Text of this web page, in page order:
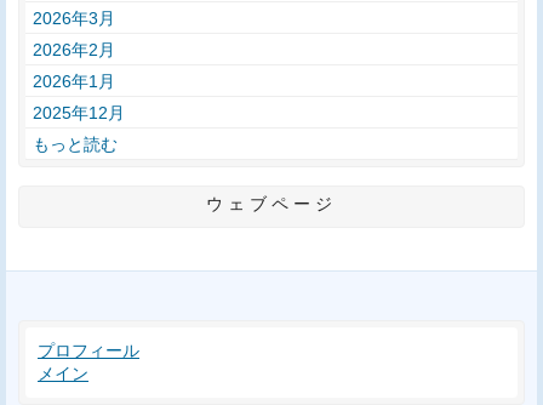
2026年3月
2026年2月
2026年1月
2025年12月
もっと読む
ウェブページ
プロフィール
メイン